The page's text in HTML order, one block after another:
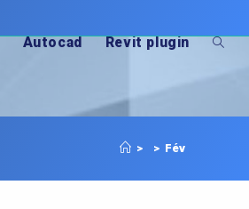
Autocad Revit plugin
> > Fév